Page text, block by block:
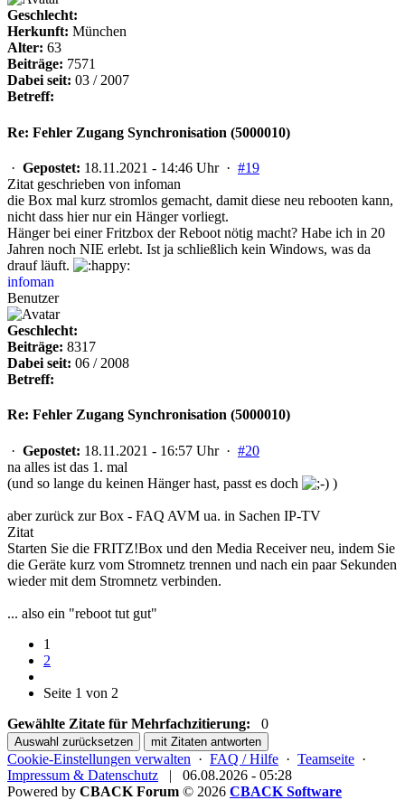
Geschlecht:
Herkunft: München
Alter: 63
Beiträge: 7571
Dabei seit: 03 / 2007
Betreff:
Re: Fehler Zugang Synchronisation (5000010)
· Gepostet: 18.11.2021 - 14:46 Uhr · #19
Zitat geschrieben von infoman
die Box mal kurz stromlos gemacht, damit diese neu rebooten kann,
nicht dass hier nur ein Hänger vorliegt.
Hänger bei einer Fritzbox der Reboot nötig macht? Habe ich in 20
Jahren noch NIE erlebt. Ist ja schließlich kein Windows, was da
drauf läuft.
infoman
Benutzer
Geschlecht:
Beiträge: 8317
Dabei seit: 06 / 2008
Betreff:
Re: Fehler Zugang Synchronisation (5000010)
· Gepostet: 18.11.2021 - 16:57 Uhr · #20
na alles ist das 1. mal
(und so lange du keinen Hänger hast, passt es doch
)
aber zurück zur Box - FAQ AVM ua. in Sachen IP-TV
Zitat
Starten Sie die FRITZ!Box und den Media Receiver neu, indem Sie
die Geräte kurz vom Stromnetz trennen und nach ein paar Sekunden
wieder mit dem Stromnetz verbinden.
... also ein "reboot tut gut"
1
2
Seite 1 von 2
Gewählte Zitate für Mehrfachzitierung:
0
Auswahl zurücksetzen mit Zitaten antworten
Cookie-Einstellungen verwalten · FAQ / Hilfe · Teamseite ·
Impressum & Datenschutz |
06.08.2026 - 05:28
Powered by CBACK Forum © 2026 CBACK Software